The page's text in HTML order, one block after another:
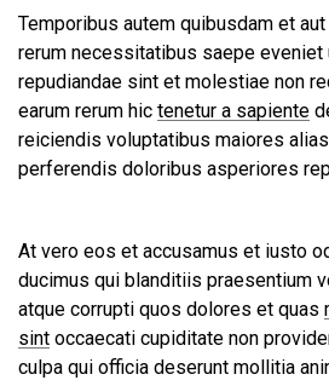
Temporibus autem quibusdam et
rerum necessitatibus saepe eveniet
repudiandae sint et molestiae non
earum rerum hic tenetur a sapiente
reiciendis voluptatibus maiores
perferendis doloribus asperiores
At vero eos et accusamus et iusto
ducimus qui blanditiis praesentium
atque corrupti quos dolores et quas
sint occaecati cupiditate non
culpa qui officia deserunt mollitia